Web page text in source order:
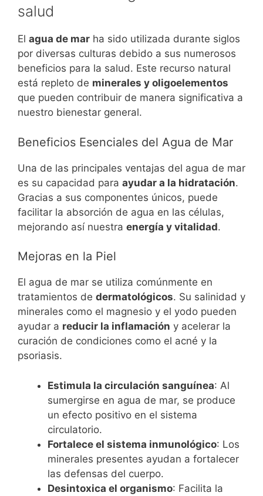
salud
El agua de mar ha sido utilizada durante siglos
por diversas culturas debido a sus numerosos
beneficios para la salud. Este recurso natural
está repleto de minerales y oligoelementos
que pueden contribuir de manera significativa a
nuestro bienestar general.
Beneficios Esenciales del Agua de Mar
Una de las principales ventajas del agua de mar
es su capacidad para ayudar a la hidratación.
Gracias a sus componentes únicos, puede
facilitar la absorción de agua en las células,
mejorando así nuestra energía y vitalidad.
Mejoras en la Piel
El agua de mar se utiliza comúnmente en
tratamientos de dermatológicos. Su salinidad y
minerales como el magnesio y el yodo pueden
ayudar a reducir la inflamación y acelerar la
curación de condiciones como el acné y la
psoriasis.
Estimula la circulación sanguínea: Al
sumergirse en agua de mar, se produce
un efecto positivo en el sistema
circulatorio.
Fortalece el sistema inmunológico: Los
minerales presentes ayudan a fortalecer
las defensas del cuerpo.
Desintoxica el organismo: Facilita la